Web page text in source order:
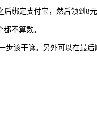
绑定支付宝，然后领到8
不算数。
该干嘛。另外可以在最